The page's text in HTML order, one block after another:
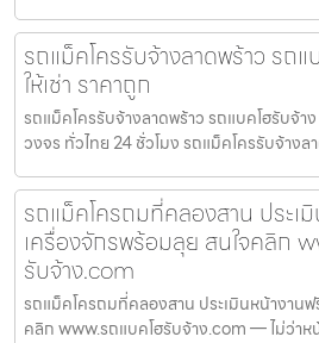
รถแม็คโครรับจ้างลาดพร้าว รถแ
ให้เช่า ราคาถูก
รถแม็คโครรับจ้างลาดพร้าว รถแบคโฮรับจ้า
วงจร ทั่วไทย 24 ชั่วโมง รถแม็คโครรับจ้างล
รถแม็คโครถมที่คลองสาน ประเ
เครื่องจักรพร้อมลุย สนใจคลิก
รับจ้าง.com
รถแม็คโครถมที่คลองสาน ประเมินหน้างาน
คลิก www.รถแบคโฮรับจ้าง.com — ไม่ว่าห